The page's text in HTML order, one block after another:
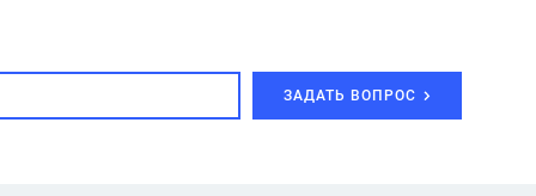
ЗАДАТЬ ВОПРОС